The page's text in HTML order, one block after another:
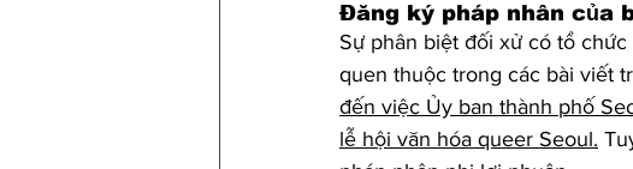
Đăng ký pháp nhân của
Sự phân biệt đối xử có tổ
quen thuộc trong các bài viết
đến việc Ủy ban thành phố
lễ hội văn hóa queer Seoul.